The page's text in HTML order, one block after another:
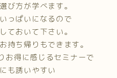
び方が学べます。
っぱいになるので
ておいて下さい。
持ち帰りもできます。
お得に感じるセミナーで
も誘いやすい